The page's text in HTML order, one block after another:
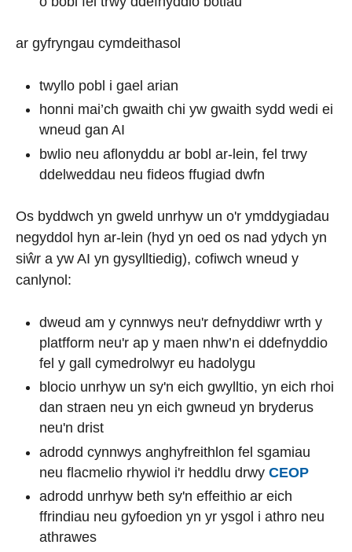
ar gyfryngau cymdeithasol
twyllo pobl i gael arian
honni mai’ch gwaith chi yw gwaith sydd wedi ei
wneud gan AI
bwlio neu aflonyddu ar bobl ar-lein, fel trwy
ddelweddau neu fideos ffugiad dwfn
Os byddwch yn gweld unrhyw un o'r ymddygiadau
negyddol hyn ar-lein (hyd yn oed os nad ydych yn
siŵr a yw AI yn gysylltiedig), cofiwch wneud y
canlynol:
dweud am y cynnwys neu'r defnyddiwr wrth y
platfform neu'r ap y maen nhw’n ei ddefnyddio
fel y gall cymedrolwyr eu hadolygu
blocio unrhyw un sy'n eich gwylltio, yn eich rhoi
dan straen neu yn eich gwneud yn bryderus
neu'n drist
adrodd cynnwys anghyfreithlon fel sgamiau
neu flacmelio rhywiol i'r heddlu drwy CEOP
adrodd unrhyw beth sy'n effeithio ar eich
ffrindiau neu gyfoedion yn yr ysgol i athro neu
athrawes